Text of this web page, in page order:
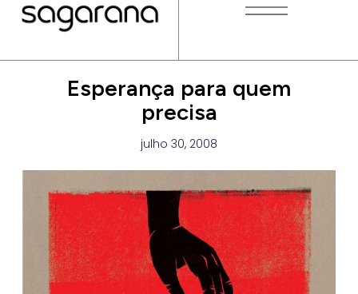
Esperança para quem
precisa
julho 30, 2008